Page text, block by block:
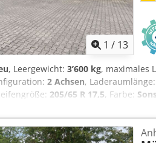
1 / 13
, Leergewicht: 3’600 kg, maximales
2 Achsen, Laderaumlänge:
205/65 R 17,5, Farbe:
,
ABS, Druckluftbremse,
mm, 3.000 mm oder 3.850